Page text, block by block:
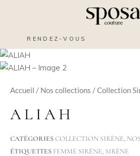
RENDEZ-VOUS
Accueil / Nos collections /Collection
ALIAH
CATÉGORIESCOLLECTION SIRÈNE,
ÉTIQUETTES FEMME SIRÈNE, SIRÈNE